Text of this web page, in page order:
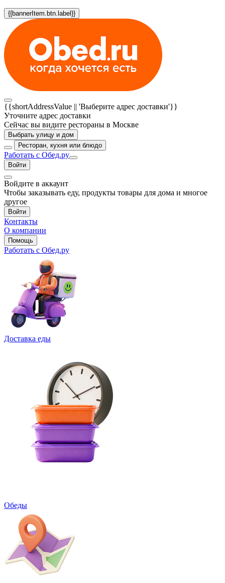
{{bannerItem.btn.label}}
{{shortAddressValue || 'Выберите адрес доставки'}}
Уточните адрес доставки
Сейчас вы видите рестораны в Москве
Выбрать улицу и дом
Ресторан, кухня или блюдо
Работать с Обед.ру
Войти
Войдите в аккаунт
Чтобы заказывать еду, продукты товары для дома и многое
другое
Войти
Контакты
О компании
Помощь
Работать с Обед.ру
Доставка еды
Обеды